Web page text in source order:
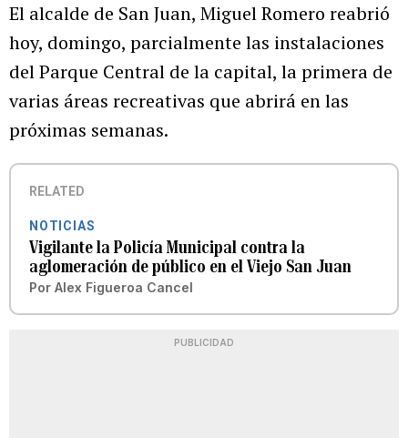
El alcalde de San Juan, Miguel Romero reabrió
hoy, domingo, parcialmente las instalaciones
del Parque Central de la capital, la primera de
varias áreas recreativas que abrirá en las
próximas semanas.
RELATED
NOTICIAS
Vigilante la Policía Municipal contra la
aglomeración de público en el Viejo San Juan
Por Alex Figueroa Cancel
PUBLICIDAD